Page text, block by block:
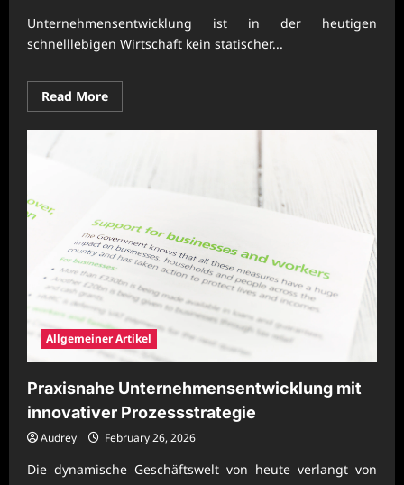
Unternehmensentwicklung ist in der heutigen
schnelllebigen Wirtschaft kein statischer...
Read MoreRead
more
Moderne
Unternehmensentwicklung
Marktpositionen
Allgemeiner Artikel
Praxisnahe Unternehmensentwicklung mit
innovativer Prozessstrategie
Audrey February 26, 2026
Die dynamische Geschäftswelt von heute verlangt von